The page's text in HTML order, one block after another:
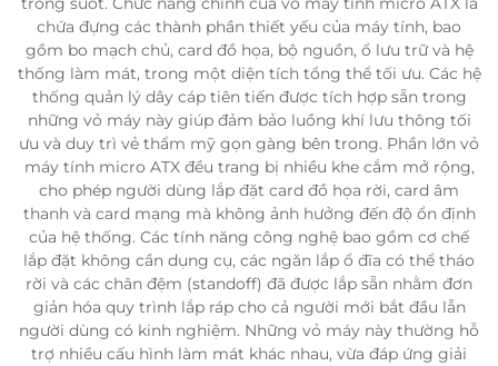
chứa đựng các thành phần thiết yếu của máy tính, bao
gồm bo mạch chủ, card đồ họa, bộ nguồn, ổ lưu trữ và hệ
thống làm mát, trong một diện tích tổng thể tối ưu. Các hệ
thống quản lý dây cáp tiên tiến được tích hợp sẵn trong
những vỏ máy này giúp đảm bảo luồng khí lưu thông tối
ưu và duy trì vẻ thẩm mỹ gọn gàng bên trong. Phần lớn vỏ
máy tính micro ATX đều trang bị nhiều khe cắm mở rộng,
cho phép người dùng lắp đặt card đồ họa rời, card âm
thanh và card mạng mà không ảnh hưởng đến độ ổn định
của hệ thống. Các tính năng công nghệ bao gồm cơ chế
lắp đặt không cần dụng cụ, các ngăn lắp ổ đĩa có thể tháo
rời và các chân đệm (standoff) đã được lắp sẵn nhằm đơn
giản hóa quy trình lắp ráp cho cả người mới bắt đầu lẫn
người dùng có kinh nghiệm. Những vỏ máy này thường hỗ
trợ nhiều cấu hình làm mát khác nhau, vừa đáp ứng giải